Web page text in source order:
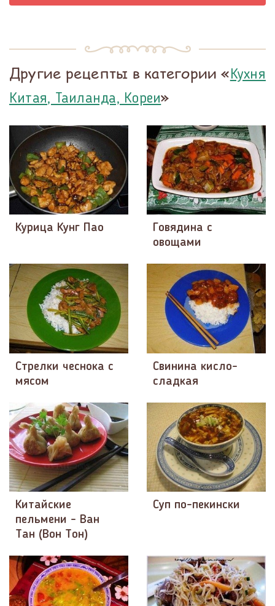
Другие рецепты в категории «Кухня
Китая, Таиланда, Кореи»
Курица Кунг Пао
Говядина с
овощами
Стрелки чеснока с
мясом
Свинина кисло-
сладкая
Китайские
пельмени - Ван
Тан (Вон Тон)
Суп по-пекински